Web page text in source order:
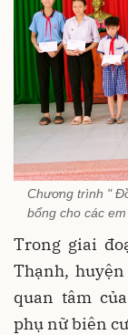
Chương trình "
bổng cho các
Trong giai
Thạnh,
quan tâm
phụ nữ biên